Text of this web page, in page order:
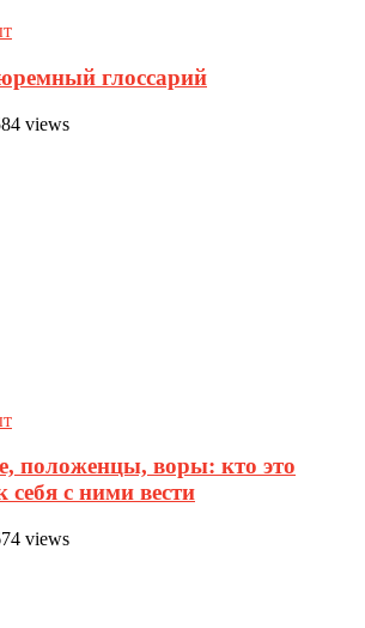
глоссарий
views
положенцы, воры: кто это
себя с ними вести
views